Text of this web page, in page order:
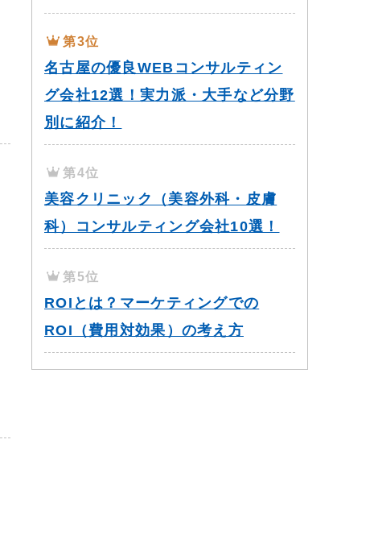
第3位
名古屋の優良WEBコンサルティン
グ会社12選！実力派・大手など分野
別に紹介！
第4位
美容クリニック（美容外科・皮膚
科）コンサルティング会社10選！
第5位
ROIとは？マーケティングでの
ROI（費用対効果）の考え方